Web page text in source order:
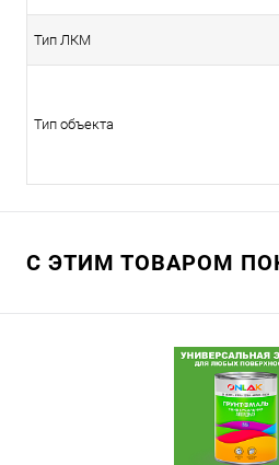
Тип ЛКМ
Тип объекта
С ЭТИМ ТОВАРОМ